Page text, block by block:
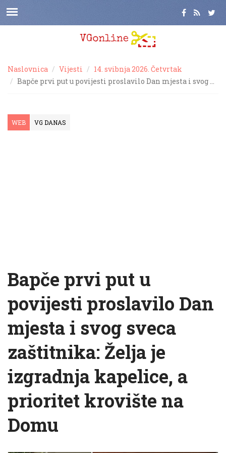
Naslovnica Vijesti
14. svibnja 2026. Četvrtak
Bapče prvi put u povijesti proslavilo Dan mjesta i svog …
WEB VG DANAS
Bapče prvi put u
povijesti proslavilo Dan
mjesta i svog sveca
zaštitnika: Želja je
izgradnja kapelice, a
prioritet krovište na
Domu